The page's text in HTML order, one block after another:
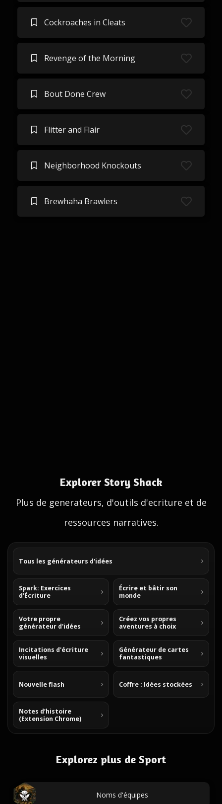
Cockroaches in Cleats
Revenge of the Morning
Bout Done Crew
Flitter and Flair
Neighborhood Knockouts
Brewhaha Brawlers
Explorer Story Shack
Plus de generateurs, d'outils d'ecriture et de
ressources narratives.
Tous les générateurs d'idées
Spark: Exercices
d'Écriture
Écrire et bâtir son
monde
Votre propre
générateur d'idées
Créez vos propres
aventures à choix
Incitations d'écriture
visuelles
Générateur de cartes
fantastiques
Nouvelle flash Coffre : Idées stockées
Notes d’histoire
(Extension Chrome)
Explorez plus de Sport
Noms d'équipes